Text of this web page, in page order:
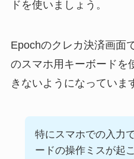
ドを使いましょう。
Epochのクレカ決済画面
のスマホ用キーボードを
きないようになっていま
特にスマホでの入力
ードの操作ミスが起